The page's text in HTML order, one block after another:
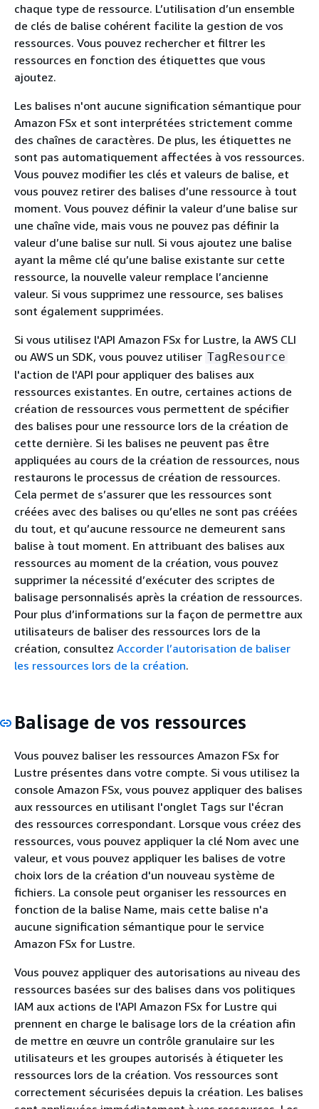
chaque type de ressource. L’utilisation d’un ensemble
de clés de balise cohérent facilite la gestion de vos
ressources. Vous pouvez rechercher et filtrer les
ressources en fonction des étiquettes que vous
ajoutez.
Les balises n'ont aucune signification sémantique pour
Amazon FSx et sont interprétées strictement comme
des chaînes de caractères. De plus, les étiquettes ne
sont pas automatiquement affectées à vos ressources.
Vous pouvez modifier les clés et valeurs de balise, et
vous pouvez retirer des balises d’une ressource à tout
moment. Vous pouvez définir la valeur d’une balise sur
une chaîne vide, mais vous ne pouvez pas définir la
valeur d’une balise sur null. Si vous ajoutez une balise
ayant la même clé qu’une balise existante sur cette
ressource, la nouvelle valeur remplace l’ancienne
valeur. Si vous supprimez une ressource, ses balises
sont également supprimées.
Si vous utilisez l'API Amazon FSx for Lustre, la AWS CLI
ou AWS un SDK, vous pouvez utiliser TagResource
l'action de l'API pour appliquer des balises aux
ressources existantes. En outre, certaines actions de
création de ressources vous permettent de spécifier
des balises pour une ressource lors de la création de
cette dernière. Si les balises ne peuvent pas être
appliquées au cours de la création de ressources, nous
restaurons le processus de création de ressources.
Cela permet de s’assurer que les ressources sont
créées avec des balises ou qu’elles ne sont pas créées
du tout, et qu’aucune ressource ne demeurent sans
balise à tout moment. En attribuant des balises aux
ressources au moment de la création, vous pouvez
supprimer la nécessité d’exécuter des scriptes de
balisage personnalisés après la création de ressources.
Pour plus d’informations sur la façon de permettre aux
utilisateurs de baliser des ressources lors de la
création, consultez Accorder l’autorisation de baliser
les ressources lors de la création.
Balisage de vos ressources
Vous pouvez baliser les ressources Amazon FSx for
Lustre présentes dans votre compte. Si vous utilisez la
console Amazon FSx, vous pouvez appliquer des balises
aux ressources en utilisant l'onglet Tags sur l'écran
des ressources correspondant. Lorsque vous créez des
ressources, vous pouvez appliquer la clé Nom avec une
valeur, et vous pouvez appliquer les balises de votre
choix lors de la création d'un nouveau système de
fichiers. La console peut organiser les ressources en
fonction de la balise Name, mais cette balise n'a
aucune signification sémantique pour le service
Amazon FSx for Lustre.
Vous pouvez appliquer des autorisations au niveau des
ressources basées sur des balises dans vos politiques
IAM aux actions de l'API Amazon FSx for Lustre qui
prennent en charge le balisage lors de la création afin
de mettre en œuvre un contrôle granulaire sur les
utilisateurs et les groupes autorisés à étiqueter les
ressources lors de la création. Vos ressources sont
correctement sécurisées depuis la création. Les balises